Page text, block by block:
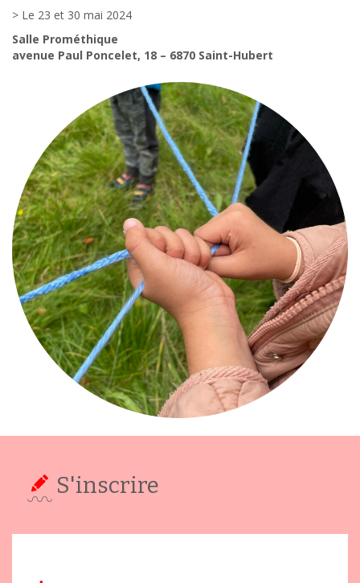
> Le 23 et 30 mai 2024
Salle Prométhique
avenue Paul Poncelet, 18 – 6870 Saint-Hubert
S'inscrire